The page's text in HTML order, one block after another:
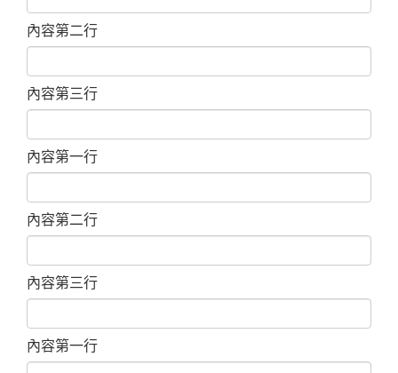
內容第二行
內容第三行
內容第一行
內容第二行
內容第三行
內容第一行